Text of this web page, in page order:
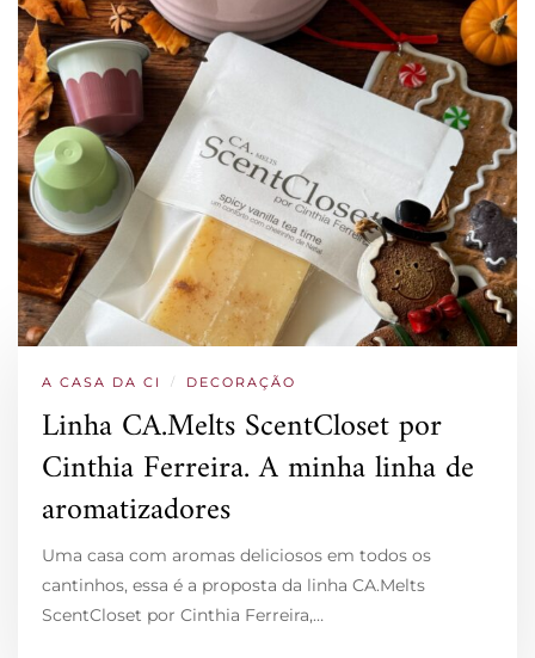
A CASA DA CI / DECORAÇÃO
Linha CA.Melts ScentCloset por
Cinthia Ferreira. A minha linha de
aromatizadores
Uma casa com aromas deliciosos em todos os
cantinhos, essa é a proposta da linha CA.Melts
ScentCloset por Cinthia Ferreira,…